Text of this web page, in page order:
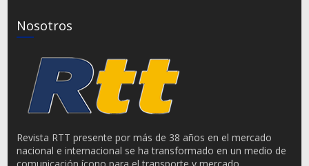
Nosotros
Revista RTT presente por más de 38 años en el mercado
nacional e internacional se ha transformado en un medio de